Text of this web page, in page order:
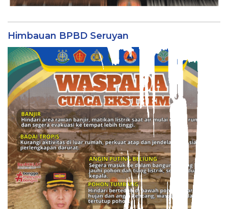
Himbauan BPBD Seruyan